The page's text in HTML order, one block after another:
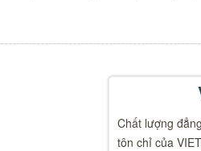
Chất lượng
tôn chỉ của